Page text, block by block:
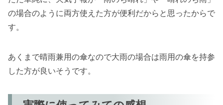
の場合のように両方使えた方が便利だからと思ったからで
す。
あくまで晴雨兼用の傘なので大雨の場合は雨用の傘を持参
した方が良いそうです。